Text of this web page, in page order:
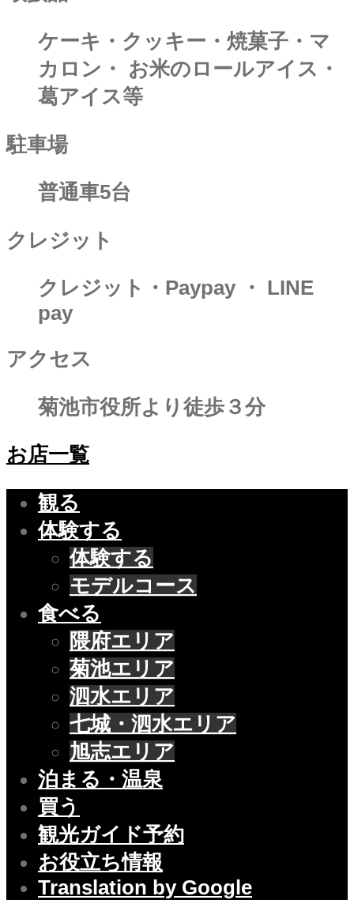
ケーキ・クッキー・焼菓子・マ
カロン・ お米のロールアイス・
葛アイス等
駐車場
普通車5台
クレジット
クレジット・Paypay ・ LINE
pay
アクセス
菊池市役所より徒歩３分
お店一覧
観る
体験する
体験する
モデルコース
食べる
隈府エリア
菊池エリア
泗水エリア
七城・泗水エリア
旭志エリア
泊まる・温泉
買う
観光ガイド予約
お役立ち情報
Translation by Google